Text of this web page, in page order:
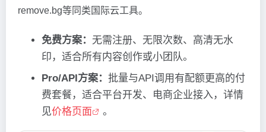
remove.bg等同类国际云工具。
免费方案： 无需注册、无限次数、高清无水
印，适合所有内容创作或小团队。
Pro/API方案： 批量与API调用有配额更高的付
费套餐，适合平台开发、电商企业接入，详情
见价格页面 。